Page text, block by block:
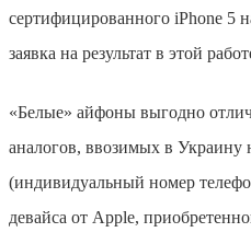
сертифицированного iPhone 5
заявка на результат в этой
«Белые» айфоны выгодно
аналогов, ввозимых в
(индивидуальный номер
девайса от Apple,